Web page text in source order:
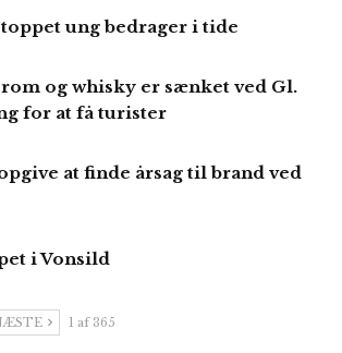
ung bedrager i tide
og whisky er sænket ved Gl.
for at få turister
at finde årsag til brand ved
i Vonsild
1 af 365